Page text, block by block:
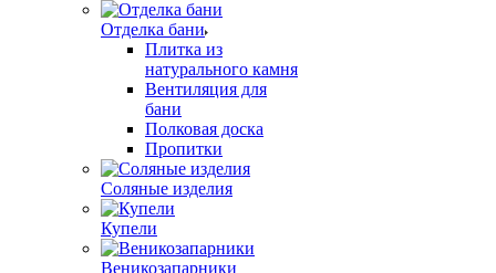
Отделка бани
Плитка из
натурального камня
Вентиляция для
бани
Полковая доска
Пропитки
Соляные изделия
Купели
Веникозапарники